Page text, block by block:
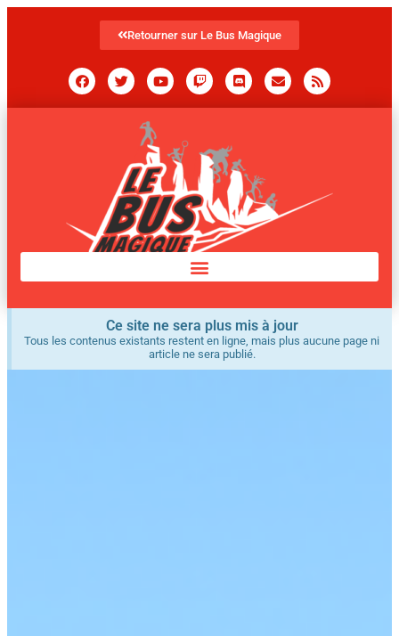
Retourner sur Le Bus Magique
Ce site ne sera plus mis à jour
Tous les contenus existants restent en ligne, mais plus aucune page ni
article ne sera publié.